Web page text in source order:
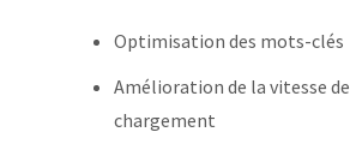
Optimisation des mots-clés
Amélioration de la vitesse de
chargement